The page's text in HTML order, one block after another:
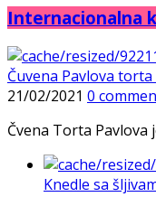
Internacionalna
Čuvena Pavlova torta
21/02/2021 0
Čvena Torta Pavlova
Knedle sa